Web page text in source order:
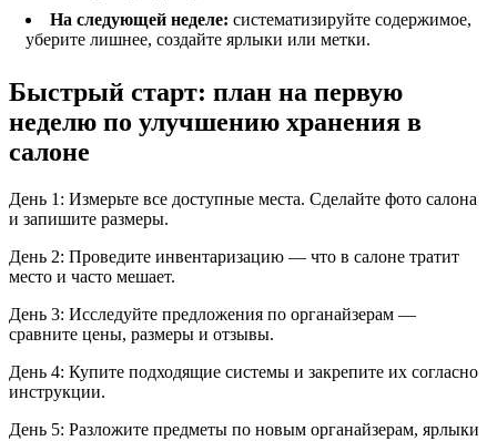
На следующей неделе: систематизируйте содержимое,
уберите лишнее, создайте ярлыки или метки.
Быстрый старт: план на первую
неделю по улучшению хранения в
салоне
День 1: Измерьте все доступные места. Сделайте фото салона
и запишите размеры.
День 2: Проведите инвентаризацию — что в салоне тратит
место и часто мешает.
День 3: Исследуйте предложения по органайзерам —
сравните цены, размеры и отзывы.
День 4: Купите подходящие системы и закрепите их согласно
инструкции.
День 5: Разложите предметы по новым органайзерам, ярлыки